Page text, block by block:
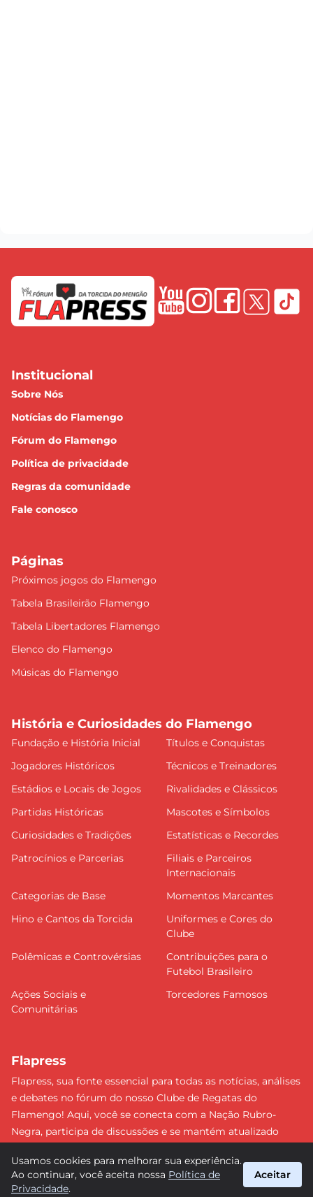
Institucional
Sobre Nós
Notícias do Flamengo
Fórum do Flamengo
Política de privacidade
Regras da comunidade
Fale conosco
Páginas
Próximos jogos do Flamengo
Tabela Brasileirão Flamengo
Tabela Libertadores Flamengo
Elenco do Flamengo
Músicas do Flamengo
História e Curiosidades do Flamengo
Fundação e História Inicial
Títulos e Conquistas
Jogadores Históricos
Técnicos e Treinadores
Estádios e Locais de Jogos
Rivalidades e Clássicos
Partidas Históricas
Mascotes e Símbolos
Curiosidades e Tradições
Estatísticas e Recordes
Patrocínios e Parcerias
Filiais e Parceiros
Internacionais
Categorias de Base
Momentos Marcantes
Hino e Cantos da Torcida
Uniformes e Cores do
Clube
Polêmicas e Controvérsias
Contribuições para o
Futebol Brasileiro
Ações Sociais e
Comunitárias
Torcedores Famosos
Flapress
Flapress, sua fonte essencial para todas as notícias, análises
e debates no fórum do nosso Clube de Regatas do
Flamengo! Aqui, você se conecta com a Nação Rubro-
Negra, participa de discussões e se mantém atualizado
lance e esteja sempre à frente, junto da torcida mais
apaixonada do Brasil! #Flamengo #Flapress
Usamos cookies para melhorar sua experiência.
Ao continuar, você aceita nossa Política de
Privacidade.
Aceitar